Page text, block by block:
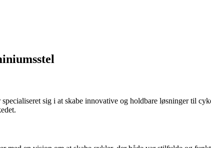
sig i at skabe innovative og holdbare løsninger til